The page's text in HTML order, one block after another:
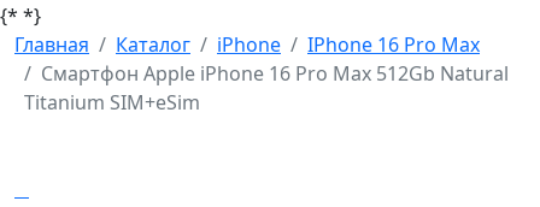
{* *}
Главная
Каталог iPhone
IPhone 16 Pro Max
Смартфон Apple iPhone 16 Pro Max 512Gb Natural
Titanium SIM+eSim